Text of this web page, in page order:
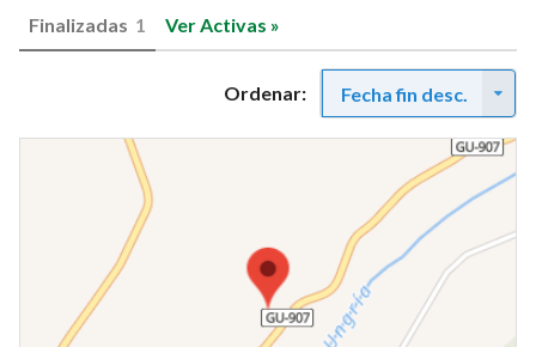
Finalizadas 1 Ver Activas »
Ordenar: Fecha fin desc.